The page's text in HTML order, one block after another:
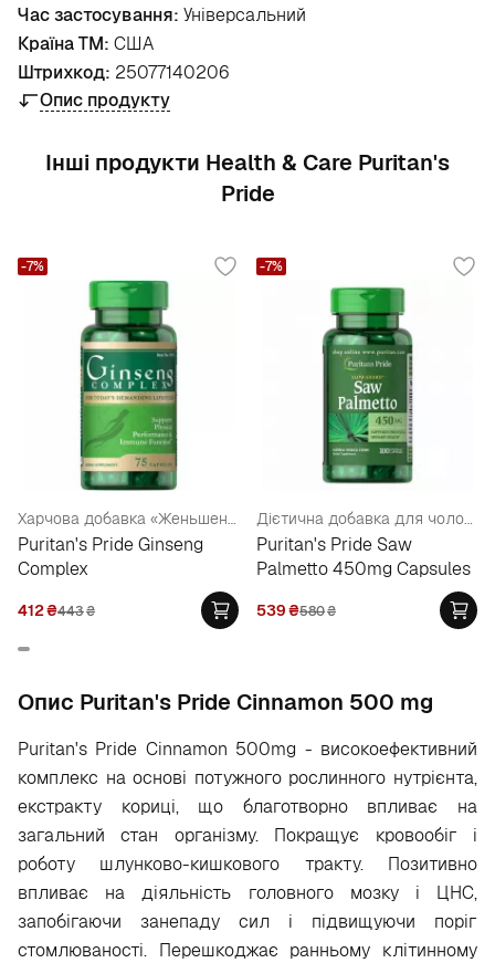
Час застосування: Універсальний
Країна ТМ: США
Штрихкод: 25077140206
Опис продукту
Інші продукти Health & Care Puritan's
Pride
Харчова добавка «Женьшень комплекс»
Puritan's Pride Ginseng
Complex
412₴443₴
-7%
Дієтична добавка для чоловіків
Puritan's Pride Saw
Palmetto 450mg Capsules
539₴580₴
-7%
Опис Puritan's Pride Cinnamon 500 mg
Puritan's Pride Cinnamon 500mg - високоефективний
комплекс на основі потужного рослинного нутрієнта,
екстракту кориці, що благотворно впливає на
загальний стан організму. Покращує кровообіг і
роботу шлунково-кишкового тракту. Позитивно
впливає на діяльність головного мозку і ЦНС,
запобігаючи занепаду сил і підвищуючи поріг
стомлюваності. Перешкоджає ранньому клітинному